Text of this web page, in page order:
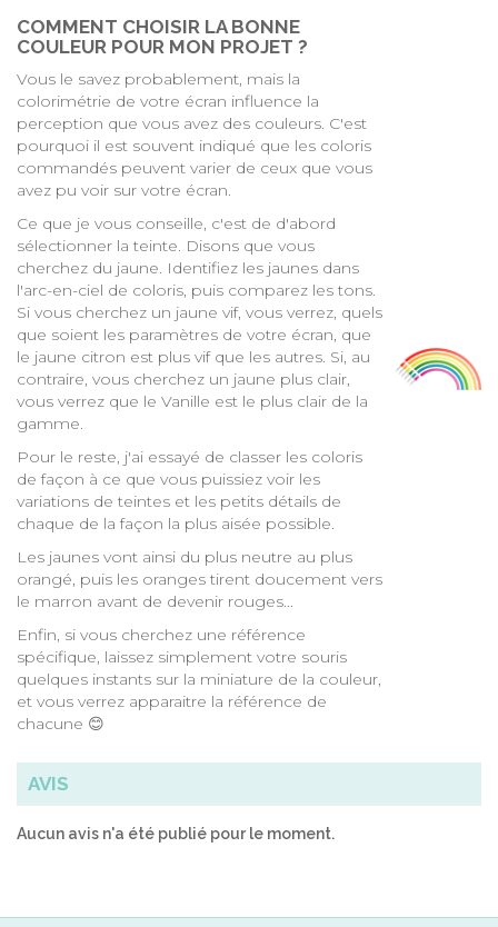
COMMENT CHOISIR LA BONNE
COULEUR POUR MON PROJET ?
Vous le savez probablement, mais la
colorimétrie de votre écran influence la
perception que vous avez des couleurs. C'est
pourquoi il est souvent indiqué que les coloris
commandés peuvent varier de ceux que vous
avez pu voir sur votre écran.
Ce que je vous conseille, c'est de d'abord
sélectionner la teinte. Disons que vous
cherchez du jaune. Identifiez les jaunes dans
l'arc-en-ciel de coloris, puis comparez les tons.
Si vous cherchez un jaune vif, vous verrez, quels
que soient les paramètres de votre écran, que
le jaune citron est plus vif que les autres. Si, au
contraire, vous cherchez un jaune plus clair,
vous verrez que le Vanille est le plus clair de la
gamme.
Pour le reste, j'ai essayé de classer les coloris
de façon à ce que vous puissiez voir les
variations de teintes et les petits détails de
chaque de la façon la plus aisée possible.
Les jaunes vont ainsi du plus neutre au plus
orangé, puis les oranges tirent doucement vers
le marron avant de devenir rouges...
Enfin, si vous cherchez une référence
spécifique, laissez simplement votre souris
quelques instants sur la miniature de la couleur,
et vous verrez apparaitre la référence de
chacune 😊
AVIS
Aucun avis n'a été publié pour le moment.